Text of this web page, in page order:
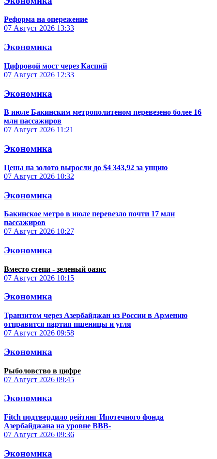
Реформа на опережение
07 Август 2026 13:33
Экономика
Цифровой мост через Каспий
07 Август 2026 12:33
Экономика
В июле Бакинским метрополитеном перевезено более 16
млн пассажиров
07 Август 2026 11:21
Экономика
Цены на золото выросли до $4 343,92 за унцию
07 Август 2026 10:32
Экономика
Бакинское метро в июле перевезло почти 17 млн
пассажиров
07 Август 2026 10:27
Экономика
Вместо степи - зеленый оазис
07 Август 2026 10:15
Экономика
Транзитом через Азербайджан из России в Армению
отправится партия пшеницы и угля
07 Август 2026 09:58
Экономика
Рыболовство в цифре
07 Август 2026 09:45
Экономика
Fitch подтвердило рейтинг Ипотечного фонда
Азербайджана на уровне BBB-
07 Август 2026 09:36
Экономика